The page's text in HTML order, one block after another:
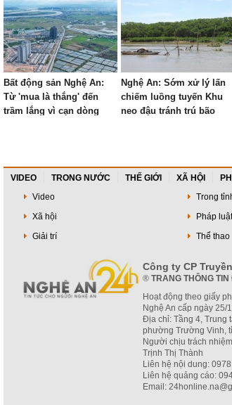
tỉnh
Bất động sản Nghệ An:
Từ 'mua là thắng' đến
trầm lắng vì cạn dòng
Nghệ An: Sớm xử lý lấn
chiếm luồng tuyến Khu
neo đậu tránh trú bão
VIDEO TRONG NƯỚC THẾ GIỚI XÃ HỘI
Video
Trong
Xã hội
Pháp luật
Giải trí
Thể thao
Công ty CP
® TRANG THÔNG
Hoạt động theo giấy
Nghệ An cấp ngày 25/
Địa chỉ: Tầng 4, Trung
phường Trường Vinh,
Người chịu trách
Trịnh Thị Thành
Liên hệ nội dung:
Liên hệ quảng cáo:
Email: